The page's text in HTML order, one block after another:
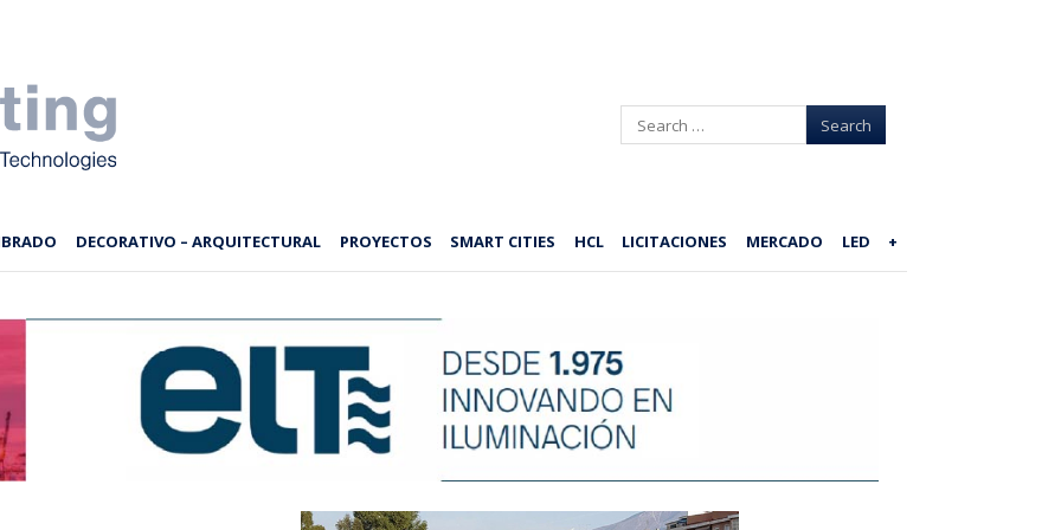
Search
DECORATIVO – ARQUITECTURAL PROYECTOS SMART CITIES HCL LICITACIONES MERCADO LED +